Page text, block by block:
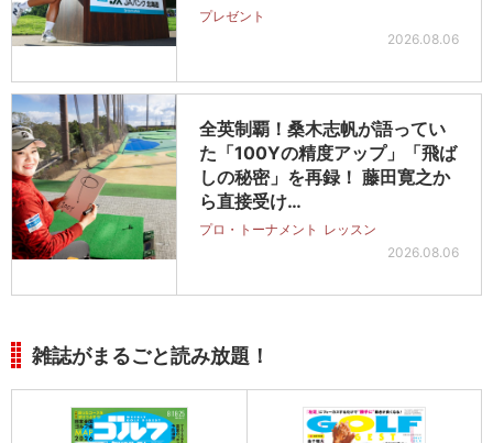
プレゼント
2026.08.06
全英制覇！桑木志帆が語ってい
た「100Yの精度アップ」「飛ば
しの秘密」を再録！ 藤田寛之か
ら直接受け…
プロ・トーナメント レッスン
2026.08.06
雑誌がまるごと読み放題！